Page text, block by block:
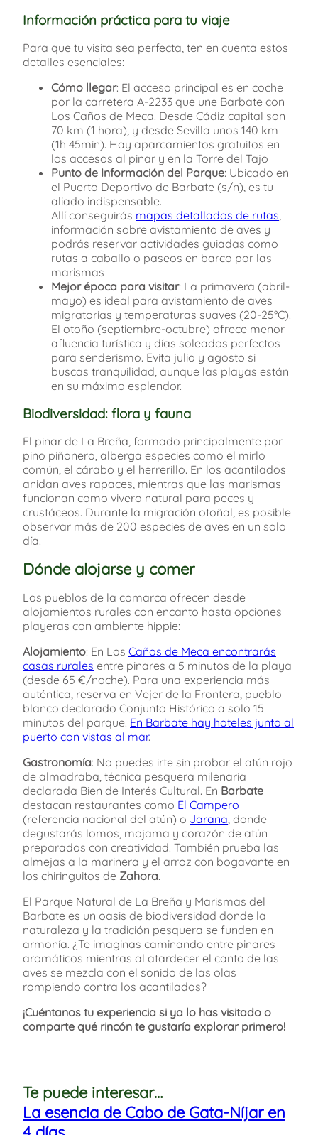
Información práctica para tu viaje
Para que tu visita sea perfecta, ten en cuenta estos
detalles esenciales:
Cómo llegar: El acceso principal es en coche
por la carretera A-2233 que une Barbate con
Los Caños de Meca. Desde Cádiz capital son
70 km (1 hora), y desde Sevilla unos 140 km
(1h 45min). Hay aparcamientos gratuitos en
los accesos al pinar y en la Torre del Tajo
Punto de Información del Parque: Ubicado en
el Puerto Deportivo de Barbate (s/n), es tu
aliado indispensable.
Allí conseguirás mapas detallados de rutas
información sobre avistamiento de aves y
podrás reservar actividades guiadas como
rutas a caballo o paseos en barco por las
marismas
Mejor época para visitar: La primavera (abril-
mayo) es ideal para avistamiento de aves
migratorias y temperaturas suaves (20-25°C).
El otoño (septiembre-octubre) ofrece menor
afluencia turística y días soleados perfectos
para senderismo. Evita julio y agosto si
buscas tranquilidad, aunque las playas están
en su máximo esplendor.
Biodiversidad: flora y fauna
El pinar de La Breña, formado principalmente por
pino piñonero, alberga especies como el mirlo
común, el cárabo y el herrerillo. En los acantilados
anidan aves rapaces, mientras que las marismas
funcionan como vivero natural para peces y
crustáceos. Durante la migración otoñal, es posible
observar más de 200 especies de aves en un solo
día.
Dónde alojarse y comer
Los pueblos de la comarca ofrecen desde
alojamientos rurales con encanto hasta opciones
playeras con ambiente hippie:
Alojamiento: En Los Caños de Meca encontrarás
casas rurales entre pinares a 5 minutos de la playa
(desde 65 €/noche). Para una experiencia más
auténtica, reserva en Vejer de la Frontera, pueblo
blanco declarado Conjunto Histórico a solo 15
minutos del parque. En Barbate hay hoteles junto al
puerto con vistas al mar.
Gastronomía: No puedes irte sin probar el atún rojo
de almadraba, técnica pesquera milenaria
declarada Bien de Interés Cultural. En Barbate
destacan restaurantes como El Campero
(referencia nacional del atún) o Jarana , donde
degustarás lomos, mojama y corazón de atún
preparados con creatividad. También prueba las
almejas a la marinera y el arroz con bogavante en
los chiringuitos de Zahora.
El Parque Natural de La Breña y Marismas del
Barbate es un oasis de biodiversidad donde la
naturaleza y la tradición pesquera se funden en
armonía. ¿Te imaginas caminando entre pinares
aromáticos mientras al atardecer el canto de las
aves se mezcla con el sonido de las olas
rompiendo contra los acantilados?
¡Cuéntanos tu experiencia si ya lo has visitado o
comparte qué rincón te gustaría explorar primero!
Te puede interesar…
La esencia de Cabo de Gata-Níjar en